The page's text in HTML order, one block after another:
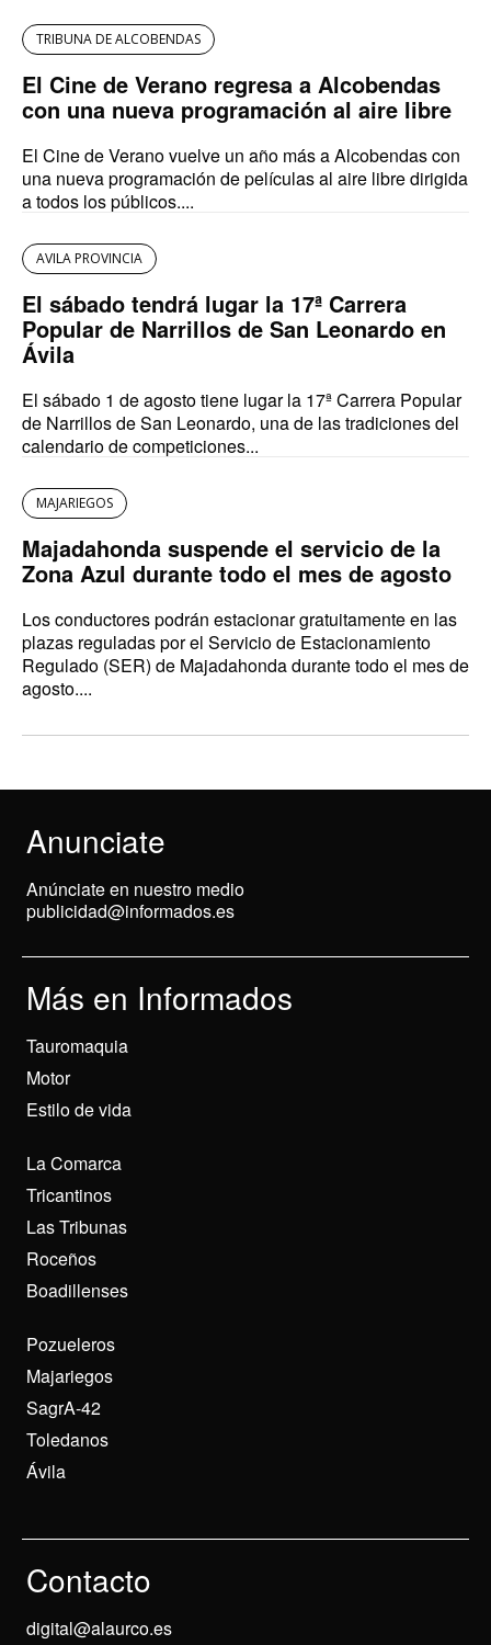
TRIBUNA DE ALCOBENDAS
El Cine de Verano regresa a Alcobendas
con una nueva programación al aire libre
El Cine de Verano vuelve un año más a Alcobendas con
una nueva programación de películas al aire libre dirigida
a todos los públicos....
AVILA PROVINCIA
El sábado tendrá lugar la 17ª Carrera
Popular de Narrillos de San Leonardo en
Ávila
El sábado 1 de agosto tiene lugar la 17ª Carrera Popular
de Narrillos de San Leonardo, una de las tradiciones del
calendario de competiciones...
MAJARIEGOS
Majadahonda suspende el servicio de la
Zona Azul durante todo el mes de agosto
Los conductores podrán estacionar gratuitamente en las
plazas reguladas por el Servicio de Estacionamiento
Regulado (SER) de Majadahonda durante todo el mes de
agosto....
Anunciate
Anúnciate en nuestro medio
publicidad@informados.es
Más en Informados
Tauromaquia
Motor
Estilo de vida
La Comarca
Tricantinos
Las Tribunas
Roceños
Boadillenses
Pozueleros
Majariegos
SagrA-42
Toledanos
Ávila
Contacto
digital@alaurco.es